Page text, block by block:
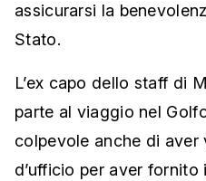
assicurarsi la
Stato.
L’ex capo dello staff di
parte al viaggio nel
colpevole anche di aver
d’ufficio per aver